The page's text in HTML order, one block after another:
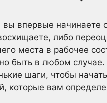
вы впервые начинаете
либо
места в рабочее
быть в любом
шаги, чтобы
которые вам